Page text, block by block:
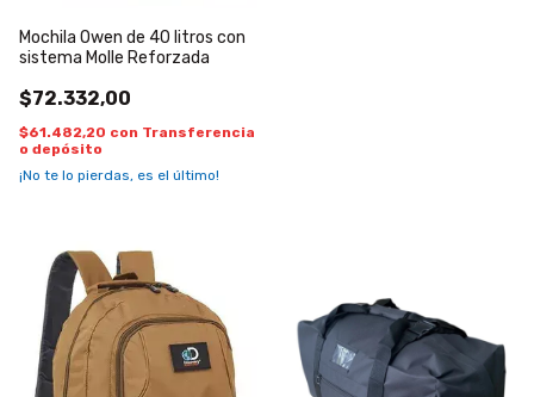
Mochila Owen de 40 litros con
sistema Molle Reforzada
$72.332,00
$61.482,20 con Transferencia
o depósito
¡No te lo pierdas, es el último!